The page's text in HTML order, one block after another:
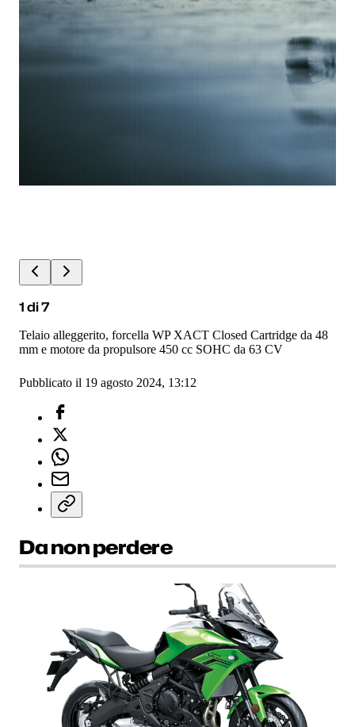
1di7
Telaio alleggerito, forcella WP XACT Closed Cartridge da 48
mm e motore da propulsore 450 cc SOHC da 63 CV
Pubblicato il 19 agosto 2024, 13:12
Da non perdere